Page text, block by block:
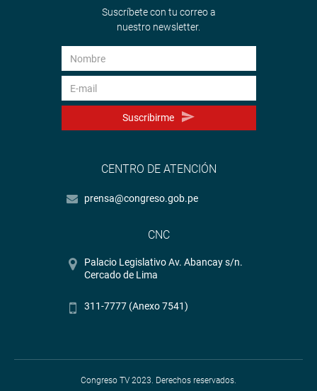
Suscríbete con tu correo a
nuestro newsletter.
Suscribirme
CENTRO DE ATENCIÓN
prensa@congreso.gob.pe
CNC
Palacio Legislativo Av. Abancay s/n.
Cercado de Lima
311-7777 (Anexo 7541)
Congreso TV 2023. Derechos reservados.